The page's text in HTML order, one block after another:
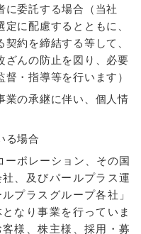
に委託する場合（当社
に配慮するとともに、
約を締結する等して、
ざんの防止を図り、必要
・指導等を行います）
業の承継に伴い、個人情
る場合
ーポレーション、その国
、及びパールプラス運
プラスグループ各社」
なり事業を行っていま
様、株主様、採用・募